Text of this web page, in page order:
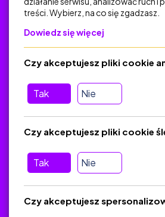
Na skróty
Polityka Prywatności
Regulamin
O platformie
Baza materiałów dydaktycznych
Jak zostać autorem
FAQ
treści. Wybierz, na co się zgadzasz.
Dowiedz się więcej
Tak Nie
Czy akceptujesz pliki cookie
Tak Nie
Czy akceptujesz pliki cookie
Czy akceptujesz